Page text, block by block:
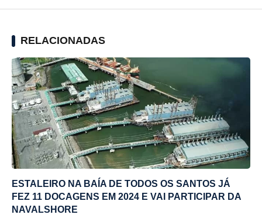
RELACIONADAS
ESTALEIRO NA BAÍA DE TODOS OS SANTOS JÁ
FEZ 11 DOCAGENS EM 2024 E VAI PARTICIPAR DA
NAVALSHORE